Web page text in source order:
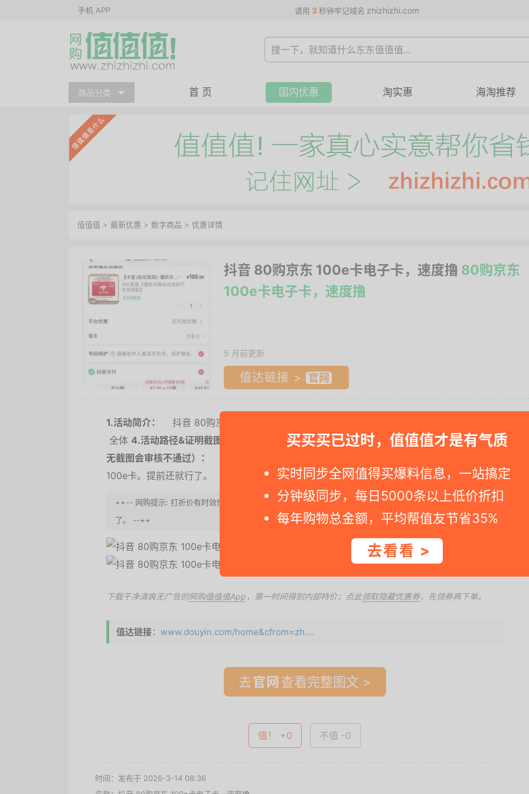
手机 APP 请用 3 秒钟牢记域名 zhizhizhi.com
商品分类 首 页 国内优惠 淘实惠 海淘推荐
买买买已过时，值值值才是有气质
实时同步全网值得买爆料信息，一站搞定
分钟级同步，每日5000条以上低价折扣
每年购物总金额，平均帮值友节省35%
去看看 >
值值值 > 最新优惠 > 数字商品 > 优惠详情
抖音 80购京东 100e卡电子卡，速度撸 80购京东
100e卡电子卡，速度撸
5 月前更新
值达链接 >
1.活动简介： 抖音 80购京东 100e卡电子卡，速度撸
全体 4.活动路径&证明截图（截图含活动入口、领取页面、最后购买/使用截图，至少1-3张，
无截图会审核不通过）：
100e卡。提前还就行了。
++-- 网购提示: 打折价有时效性，请尽快买之. 要是您查看其他商家链接显示价格已恢复，可能就是特价停止
了。 --++
下载干净清爽无广告的网购值值值App ，第一时间得到内部特价；点此领取隐藏优惠券，先领券再下单。
值达链接： www.douyin.com/home&cfrom=zh....
去 查看完整图文 >
值！ +0 不值 -0
时间：发布于 2026-3-14 08:36